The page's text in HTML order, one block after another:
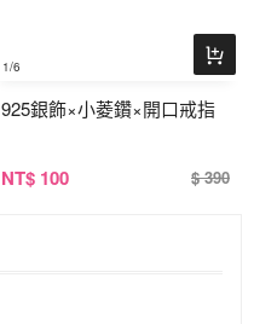
1/6
925銀飾×小菱鑽×開口戒指
NT$ 100 $ 390